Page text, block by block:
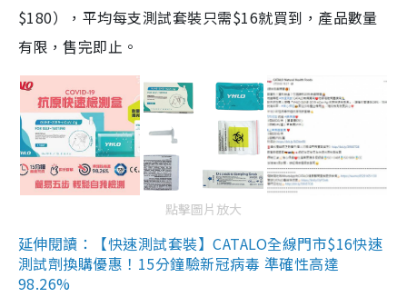
$180），平均每支測試套裝只需$16就買到，產品數量
有限，售完即止。
點擊圖片放大
延伸閱讀：【快速測試套裝】CATALO全線門市$16快速
測試劑換購優惠！15分鐘驗新冠病毒 準確性高達
98.26%